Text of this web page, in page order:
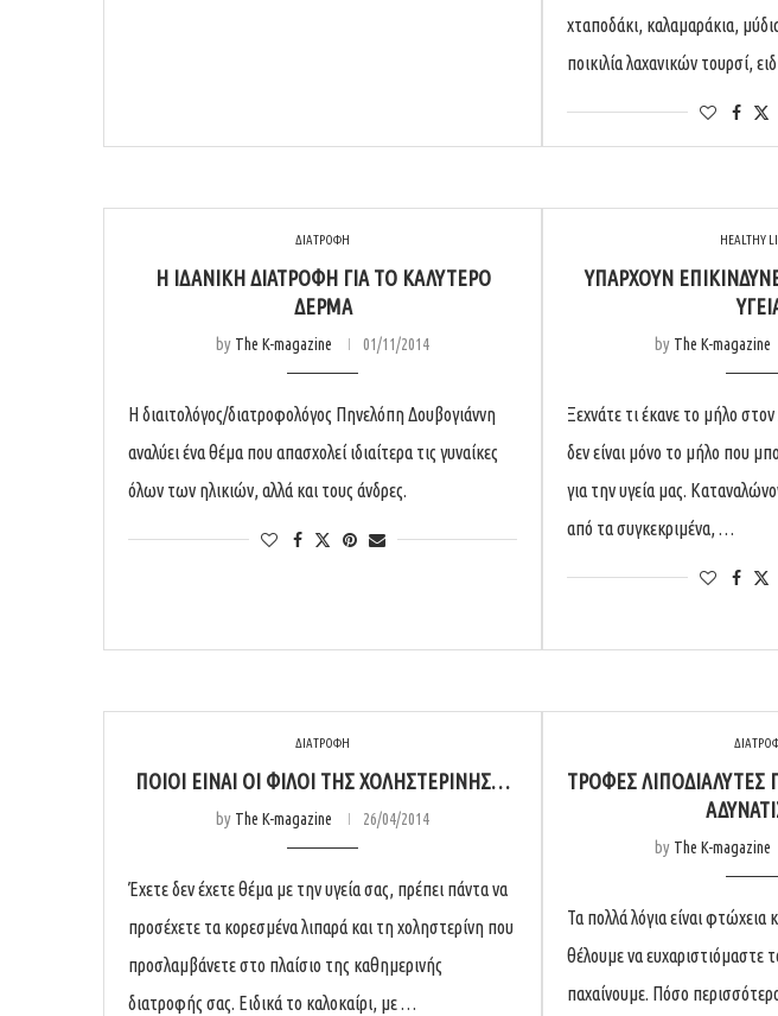
χταποδάκι, καλαμαράκια,
ποικιλία λαχανικών τουρσί,
ΔΙΑΤΡΟΦΗ
Η ΙΔΑΝΙΚΉ ΔΙΑΤΡΟΦΉ ΓΙΑ ΤΟ ΚΑΛΎΤΕΡΟ
ΔΈΡΜΑ
by The K-magazine 01/11/2014
H διαιτολόγος/διατροφολόγος Πηνελόπη Δουβογιάννη
αναλύει ένα θέμα που απασχολεί ιδιαίτερα τις γυναίκες
όλων των ηλικιών, αλλά και τους άνδρες.
HEALTHY
ΥΠΆΡΧΟΥΝ
by The K-magazine
Ξεχνάτε τι έκανε το μήλο
δεν είναι μόνο το μήλο που
για την υγεία μας.
από τα συγκεκριμένα, …
ΔΙΑΤΡΟΦΗ
ΠΟΙΟΊ ΕΊΝΑΙ ΟΙ ΦΊΛΟΙ ΤΗΣ ΧΟΛΗΣΤΕΡΊΝΗΣ…
by The K-magazine 26/04/2014
Έχετε δεν έχετε θέμα με την υγεία σας, πρέπει πάντα να
προσέχετε τα κορεσμένα λιπαρά και τη χοληστερίνη που
προσλαμβάνετε στο πλαίσιο της καθημερινής
διατροφής σας. Ειδικά το καλοκαίρι, με …
ΤΡΟΦΈΣ ΛΙΠΟΔΙΑΛΎΤΕΣ
by The K-magazine
Τα πολλά λόγια είναι φτώχεια
θέλουμε να ευχαριστιόμαστε
παχαίνουμε. Πόσο